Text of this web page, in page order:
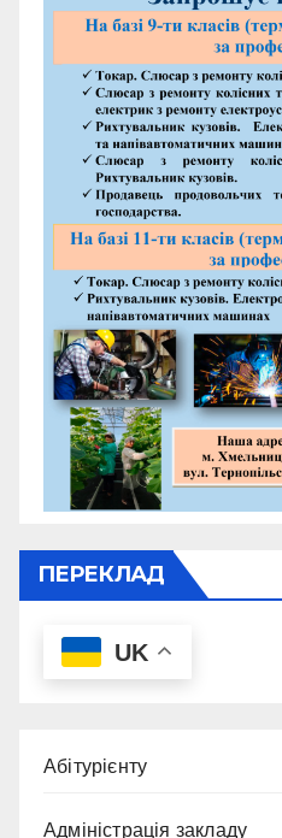
ПЕРЕКЛАД
UK
Абітурієнту
Адміністрація закладу